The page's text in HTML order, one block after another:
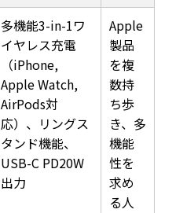
多機能3-in-1ワ
イヤレス充電
（iPhone,
Apple Watch,
AirPods対
応）、リングス
タンド機能、
USB-C PD20W
出力
Apple
製品
を複
数持
ち歩
き、多
機能
性を
求め
る人